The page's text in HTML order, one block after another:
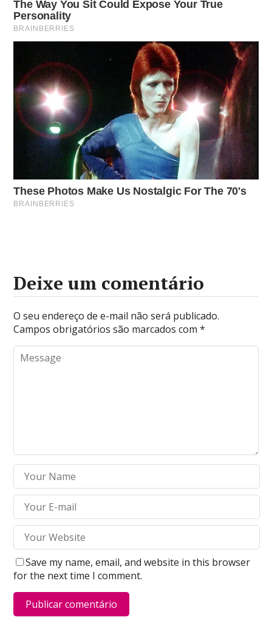
Deixe um comentário
O seu endereço de e-mail não será publicado.
Campos obrigatórios são marcados com*
Save my name, email, and website in this browser
for the next time I comment.